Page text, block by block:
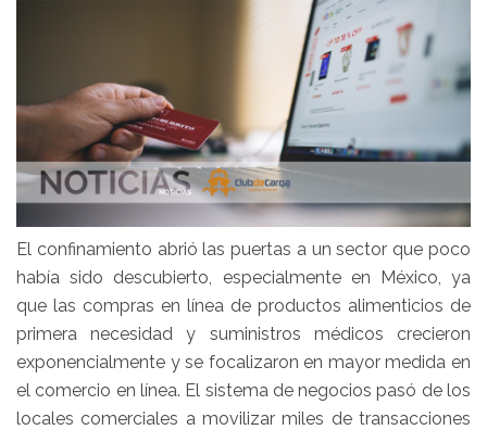
El confinamiento abrió las puertas a un sector que poco
había sido descubierto, especialmente en México, ya
que las compras en línea de productos alimenticios de
primera necesidad y suministros médicos crecieron
exponencialmente y se focalizaron en mayor medida en
el comercio en línea. El sistema de negocios pasó de los
locales comerciales a movilizar miles de transacciones